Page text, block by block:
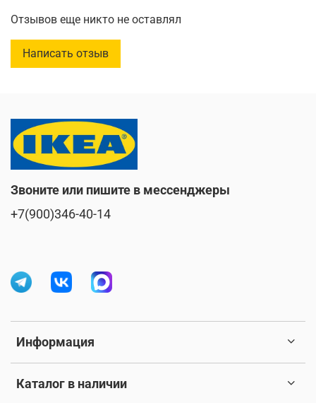
Отзывов еще никто не оставлял
Написать отзыв
Информация
Каталог в наличии
Звоните или пишите в мессенджеры
+7(900)346-40-14